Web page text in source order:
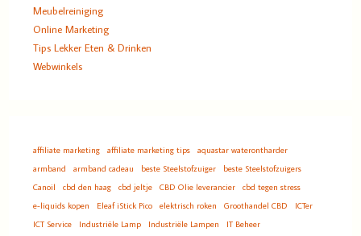
Meubelreiniging
Online Marketing
Tips Lekker Eten & Drinken
Webwinkels
affiliate marketing affiliate marketing tips
aquastar waterontharder
armband
armband cadeau beste Steelstofzuiger
beste Steelstofzuigers
Canoil
cbd den haag cbd jeltje CBD Olie leverancier
cbd tegen stress
e-liquids kopen
Eleaf iStick Pico elektrisch roken Groothandel CBD
ICTer
ICT Service
Industriële Lamp Industriële Lampen IT Beheer